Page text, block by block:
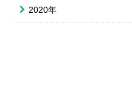
2020年